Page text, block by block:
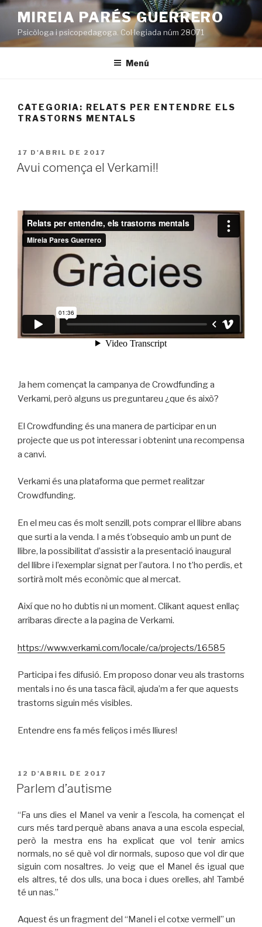
Vés
contingut
MIREIA PARÉS GUERRERO
Psicòloga i psicopedagoga. Col·legiada núm 28071
Menú
CATEGORIA: RELATS PER ENTENDRE ELS
TRASTORNS MENTALS
PUBLICAT
A
17 D'ABRIL DE 2017
Avui comença el Verkami!!
Ja hem començat la campanya de Crowdfunding a
Verkami, però alguns us preguntareu ¿que és això?
El Crowdfunding és una manera de participar en un
projecte que us pot interessar i obtenint una recompensa
a canvi.
Verkami és una plataforma que permet realitzar
Crowdfunding.
En el meu cas és molt senzill, pots comprar el llibre abans
que surti a la venda. I a més t’obsequio amb un punt de
llibre, la possibilitat d’assistir a la presentació inaugural
del llibre i l’exemplar signat per l’autora. I no t’ho perdis, et
sortirà molt més econòmic que al mercat.
Així que no ho dubtis ni un moment. Clikant aquest enllaç
arribaras directe a la pagina de Verkami.
https://www.verkami.com/locale/ca/projects/16585
Participa i fes difusió. Em proposo donar veu als trastorns
mentals i no és una tasca fàcil, ajuda’m a fer que aquests
trastorns siguin més visibles.
Entendre ens fa més feliços i més lliures!
PUBLICAT
A
12 D'ABRIL DE 2017
Parlem d’autisme
“Fa uns dies el Manel va venir a l’escola, ha començat el
curs més tard perquè abans anava a una escola especial,
però la mestra ens ha explicat que vol tenir amics
normals, no sé què vol dir normals, suposo que vol dir que
siguin com nosaltres. Jo veig que el Manel és igual que
els altres, té dos ulls, una boca i dues orelles, ah! També
té un nas.”
Aquest és un fragment del “Manel i el cotxe vermell” un